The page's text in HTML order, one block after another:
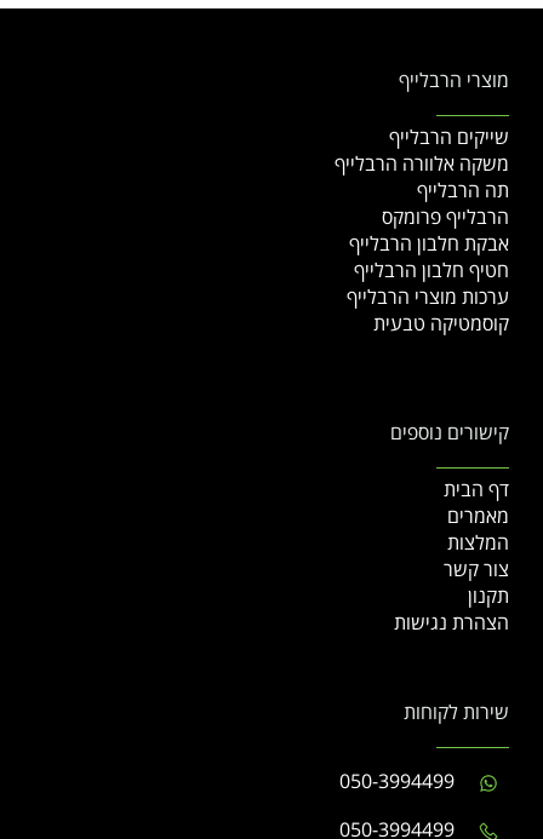
מוצרי הרבלייף
שייקים הרבלייף
משקה אלוורה הרבלייף
תה הרבלייף
הרבלייף פרומקס
אבקת חלבון הרבלייף
חטיף חלבון הרבלייף
ערכות מוצרי הרבלייף
קוסמטיקה טבעית
קישורים נוספים
דף הבית
מאמרים
המלצות
צור קשר
תקנון
הצהרת נגישות
שירות לקוחות